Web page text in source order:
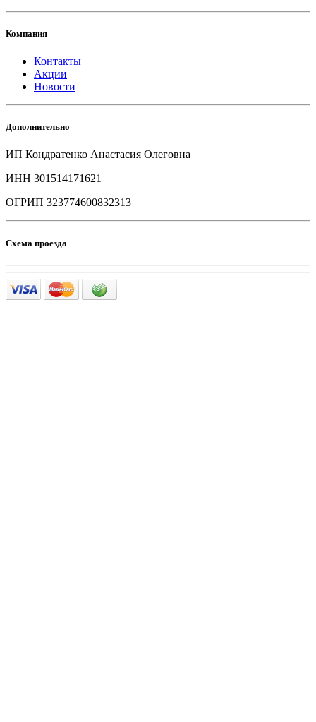
Компания
Контакты
Акции
Новости
Дополнительно
ИП Кондратенко Анастасия Олеговна
ИНН 301514171621
ОГРИП 323774600832313
Схема проезда